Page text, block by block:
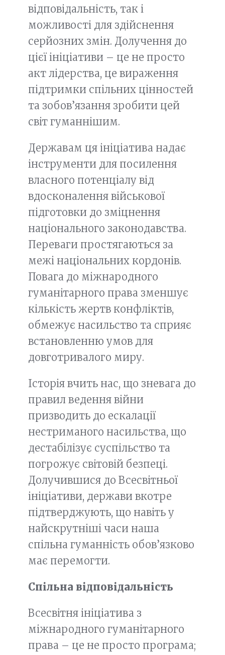
відповідальність, так і
можливості для здійснення
серйозних змін. Долучення до
цієї ініціативи – це не просто
акт лідерства, це вираження
підтримки спільних цінностей
та зобов’язання зробити цей
світ гуманнішим.
Державам ця ініціатива надає
інструменти для посилення
власного потенціалу від
вдосконалення військової
підготовки до зміцнення
національного законодавства.
Переваги простягаються за
межі національних кордонів.
Повага до міжнародного
гуманітарного права зменшує
кількість жертв конфліктів,
обмежує насильство та сприяє
встановленню умов для
довготривалого миру.
Історія вчить нас, що зневага до
правил ведення війни
призводить до ескалації
нестриманого насильства, що
дестабілізує суспільство та
погрожує світовій безпеці.
Долучившися до Всесвітньої
ініціативи, держави вкотре
підтверджують, що навіть у
найскрутніші часи наша
спільна гуманність обов’язково
має перемогти.
Спільна відповідальність
Всесвітня ініціатива з
міжнародного гуманітарного
права – це не просто програма;